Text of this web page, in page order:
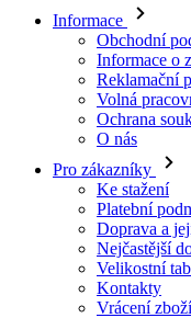
Informace
Obchodní
Informace o
Reklamační
Volná
Ochrana
O nás
Pro zákazníky
Ke stažení
Platební
Doprava a
Nejčastější
Velikostní
Kontakty
Vrácení zboží